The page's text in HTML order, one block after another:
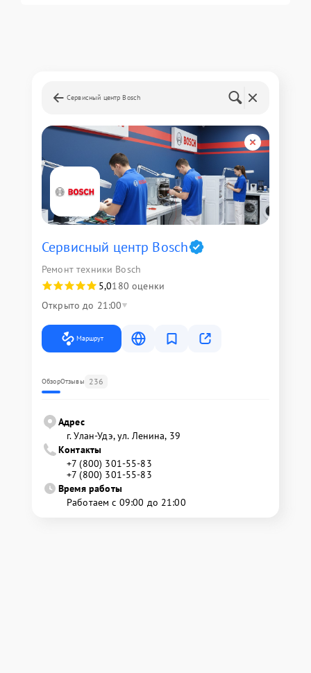
Сервисный центр Bosch
Сервисный центр Bosch
Ремонт техники Bosch
5,0180 оценки
Открыто до 21:00
Маршрут
ОбзорОтзывы 236
Адрес
г. Улан-Удэ, ул. Ленина, 39
Контакты
+7 (800) 301-55-83
+7 (800) 301-55-83
Время работы
Работаем с 09:00 до 21:00